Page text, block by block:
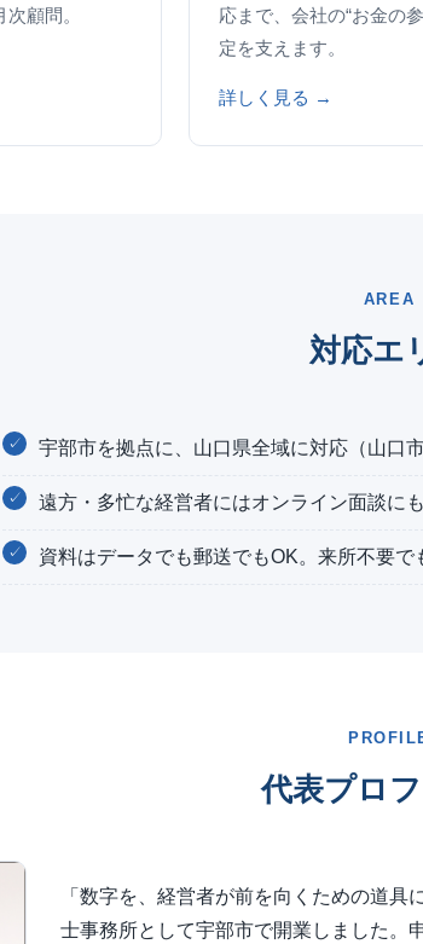
顧問。
応まで、会社の“お金の
定を支えます。
詳しく見る →
AREA
対応エ
宇部市を拠点に、山口県全域に対応（山口
遠方・多忙な経営者にはオンライン面談に
資料はデータでも郵送でもOK。来所不要で
代表プロ
「数字を、経営者が前を向くための道
士事務所として宇部市で開業しました。